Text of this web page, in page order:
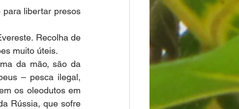
libertar presos
Recolha de
muito úteis.
da mão, são da
– pesca ilegal,
os oleodutos em
Rússia, que sofre